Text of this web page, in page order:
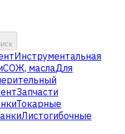
Инструментальная
СОЖ, маслаДля
Запчасти
Токарные
Листогибочные